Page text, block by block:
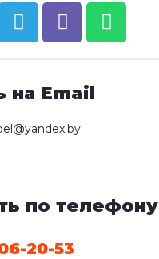
на Email
по телефону
20-53